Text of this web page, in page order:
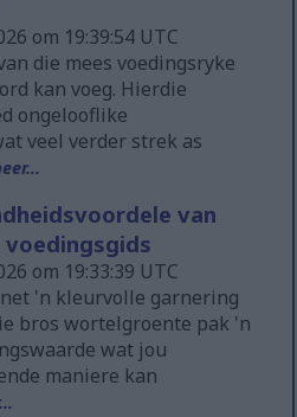
om 19:39:54 UTC
die mees voedingsryke
kan voeg. Hierdie
ongelooflike
veel verder strek as
van
om 19:33:39 UTC
net 'n kleurvolle garnering
bros wortelgroente pak 'n
wat jou
maniere kan